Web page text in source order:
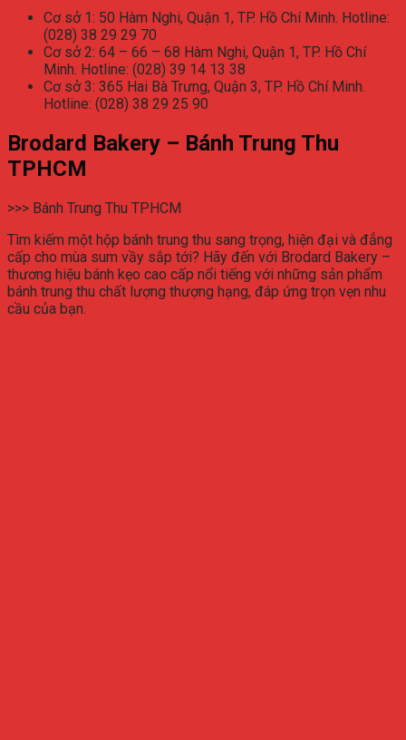
Cơ sở 1: 50 Hàm Nghi, Quận 1, TP. Hồ Chí Minh. Hotline:
(028) 38 29 29 70
Cơ sở 2: 64 – 66 – 68 Hàm Nghi, Quận 1, TP. Hồ Chí
Minh. Hotline: (028) 39 14 13 38
Cơ sở 3: 365 Hai Bà Trưng, Quận 3, TP. Hồ Chí Minh.
Hotline: (028) 38 29 25 90
Brodard Bakery – Bánh Trung Thu
TPHCM
>>> Bánh Trung Thu TPHCM
Tìm kiếm một hộp bánh trung thu sang trọng, hiện đại và đẳng
cấp cho mùa sum vầy sắp tới? Hãy đến với Brodard Bakery –
thương hiệu bánh kẹo cao cấp nổi tiếng với những sản phẩm
bánh trung thu chất lượng thượng hạng, đáp ứng trọn vẹn nhu
cầu của bạn.